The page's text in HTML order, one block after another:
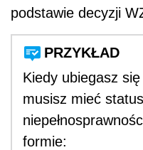
podstawie decyzji
PRZYKŁAD
Kiedy ubiegasz
musisz mieć
formie: